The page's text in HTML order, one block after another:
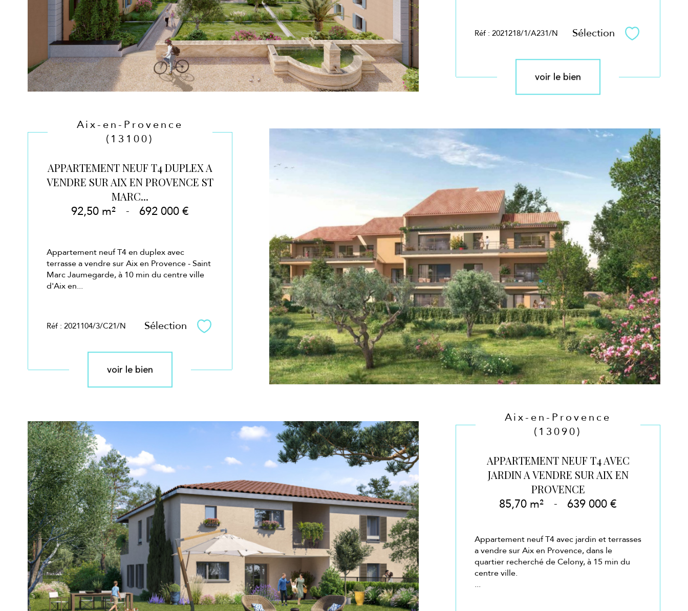
Réf : 2021218/1/A231/N Sélection Sélectionner
voir le bien
Aix-en-Provence
(13100)
APPARTEMENT NEUF T4 DUPLEX A
VENDRE SUR AIX EN PROVENCE ST
MARC...
92,50 m² - 692 000 €
Appartement neuf T4 en duplex avec
terrasse a vendre sur Aix en Provence - Saint
Marc Jaumegarde, à 10 min du centre ville
d'Aix en...
Réf : 2021104/3/C21/N Sélection Sélectionner
voir le bien
Aix-en-Provence
(13090)
APPARTEMENT NEUF T4 AVEC
JARDIN A VENDRE SUR AIX EN
PROVENCE
85,70 m² - 639 000 €
Appartement neuf T4 avec jardin et terrasses
a vendre sur Aix en Provence, dans le
quartier recherché de Celony, à 15 min du
centre ville.
...